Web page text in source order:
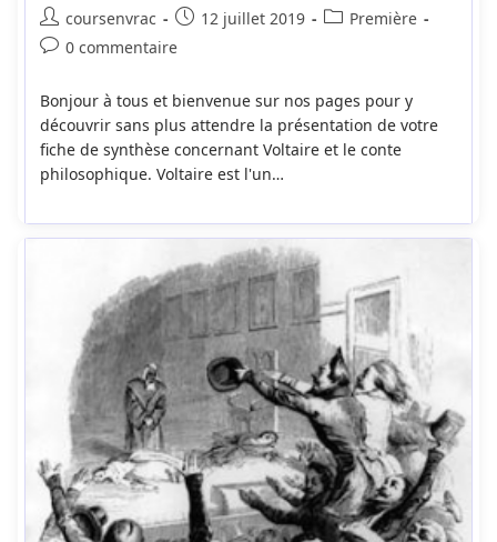
Auteur/autrice
de
coursenvrac
Publication
publiée :
12 juillet 2019
PostPremière
Commentaires
la
publication :
0 commentaire
Bonjour à tous et bienvenue sur nos pages pour y
découvrir sans plus attendre la présentation de votre
fiche de synthèse concernant Voltaire et le conte
philosophique. Voltaire est l'un…